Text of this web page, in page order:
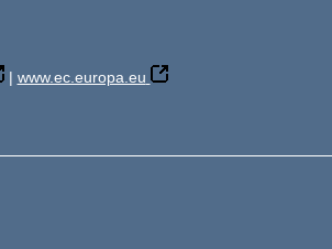
| www.ec.europa.eu